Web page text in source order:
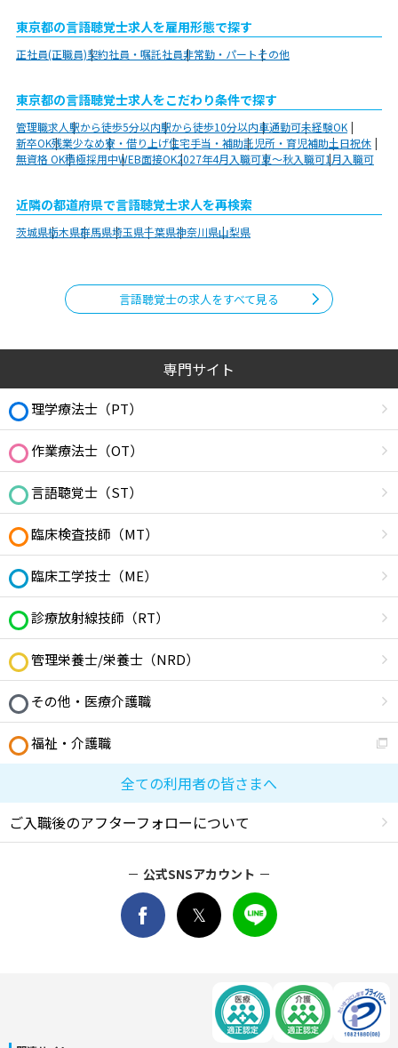
東京都の言語聴覚士求人を雇用形態で探す
正社員(正職員)契約社員・嘱託社員非常勤・パートその他
東京都の言語聴覚士求人をこだわり条件で探す
管理職求人駅から徒歩5分以内駅から徒歩10分以内車通勤可未経験OK
新卒OK残業少なめ寮・借り上げ住宅手当・補助託児所・育児補助土日祝休
無資格 OK積極採用中WEB面接OK2027年4月入職可夏～秋入職可1月入職可
近隣の都道府県で言語聴覚士求人を再検索
茨城県栃木県群馬県埼玉県千葉県神奈川県山梨県
言語聴覚士の求人をすべて見る
専門サイト
理学療法士（PT）
作業療法士（OT）
言語聴覚士（ST）
臨床検査技師（MT）
臨床工学技士（ME）
診療放射線技師（RT）
管理栄養士/栄養士（NRD）
その他・医療介護職
福祉・介護職
全ての利用者の皆さまへ
ご入職後のアフターフォローについて
公式SNSアカウント